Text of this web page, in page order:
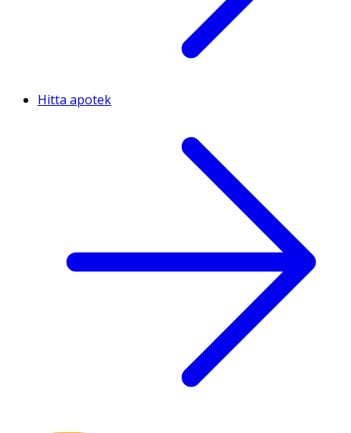
Hitta apotek